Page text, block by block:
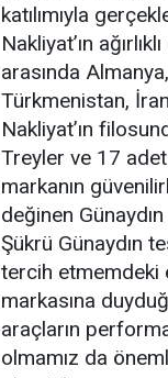
katılımıyla
Nakliyat’ın
arasında
Türkmenistan,
Nakliyat’ın
Treyler ve 17 adet
markanın
değinen
Şükrü Günaydın
tercih etmemdeki
markasına
araçların
olmamız da